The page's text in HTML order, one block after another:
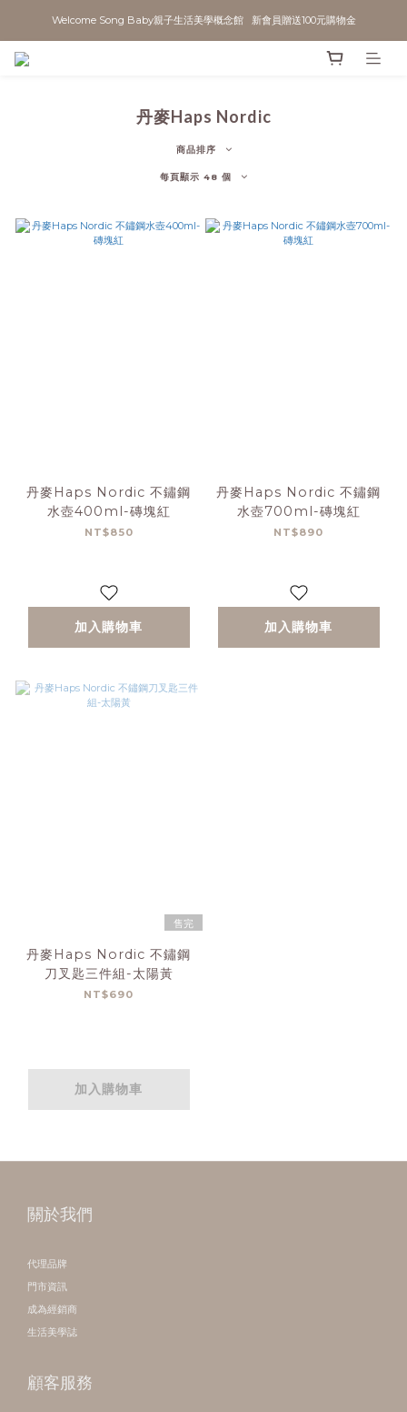
Welcome Song Baby親子生活美學概念館   新會員贈送100元購物金
丹麥Haps Nordic
商品排序
每頁顯示 48 個
丹麥Haps Nordic 不鏽鋼
水壺400ml-磚塊紅
NT$850
加入購物車
丹麥Haps Nordic 不鏽鋼
水壺700ml-磚塊紅
NT$890
加入購物車
售完
丹麥Haps Nordic 不鏽鋼
刀叉匙三件組-太陽黃
NT$690
加入購物車
關於我們
代理品牌
門市資訊
成為經銷商
生活美學誌
顧客服務